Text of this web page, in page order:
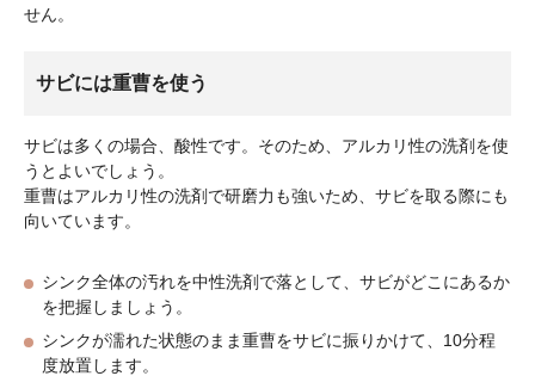
せん。
サビには重曹を使う
サビは多くの場合、酸性です。そのため、アルカリ性の洗剤を使
うとよいでしょう。
重曹はアルカリ性の洗剤で研磨力も強いため、サビを取る際にも
向いています。
シンク全体の汚れを中性洗剤で落として、サビがどこにあるか
を把握しましょう。
シンクが濡れた状態のまま重曹をサビに振りかけて、10分程
度放置します。